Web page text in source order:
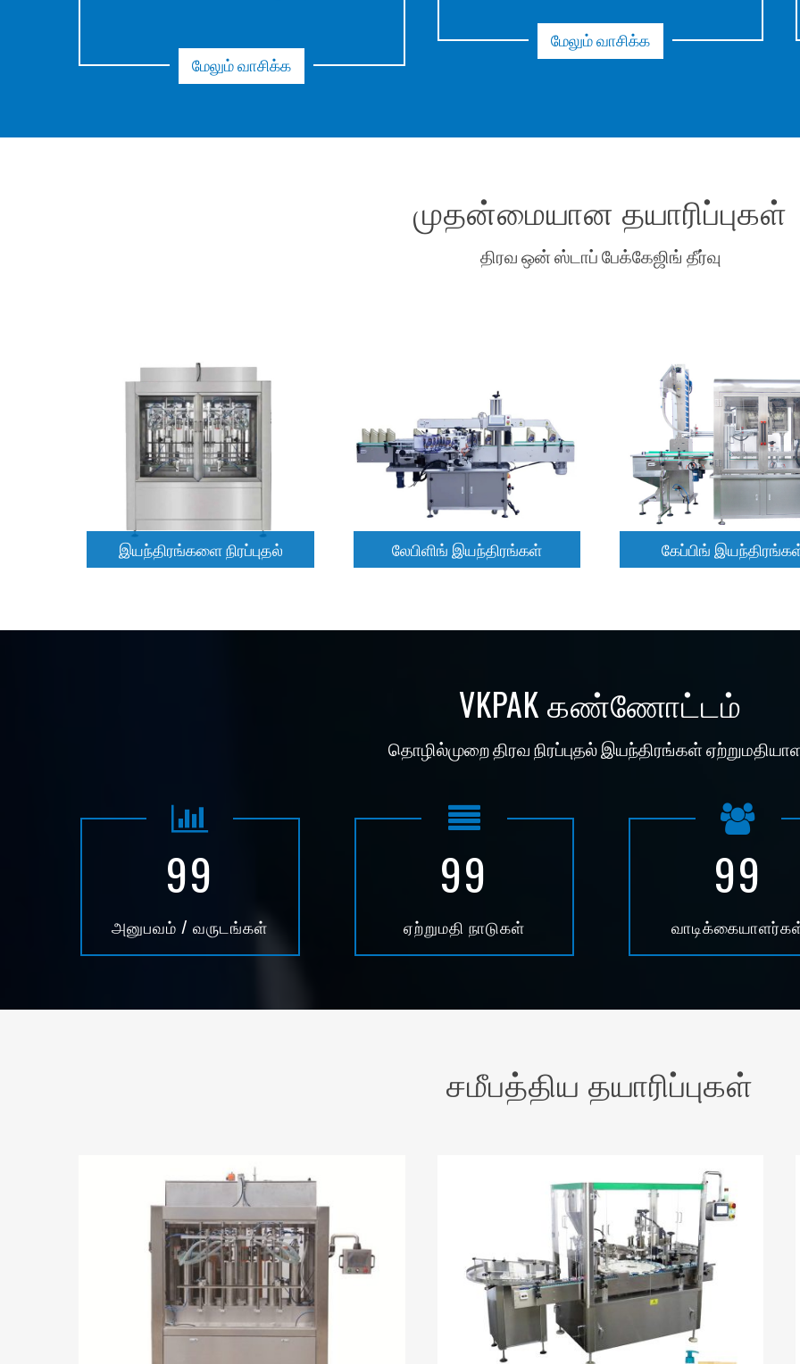
மேலும் வாசிக்க
மேலும் வாசிக்க
முதன்மையான தயாரிப்புகள்
திரவ ஒன் ஸ்டாப் பேக்கேஜிங் தீர்வு
இயந்திரங்களை நிரப்புதல்
இயந்திரங்களை நிரப்புதல்
லேபிளிங் இயந்திரங்கள்
லேபிளிங் இயந்திரங்கள்
மேலும் படிக்க
கேப்பிங்
கேப்பிங் இயந்திரங்கள்
மேலும் படிக்க
VKPAK கண்ணோட்டம்
தொழில்முறை திரவ நிரப்புதல் இயந்திரங்கள்
99
அனுபவம் / வருடங்கள்
99
ஏற்றுமதி நாடுகள்
99
சமீபத்திய தயாரிப்புகள்